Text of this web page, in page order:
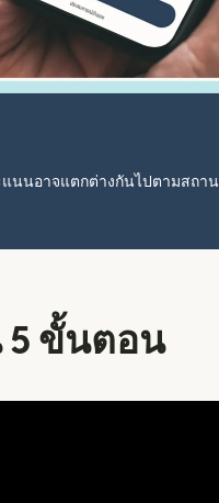
นนอาจแตกต่างกันไปตามสถา
5 ขั้นตอน